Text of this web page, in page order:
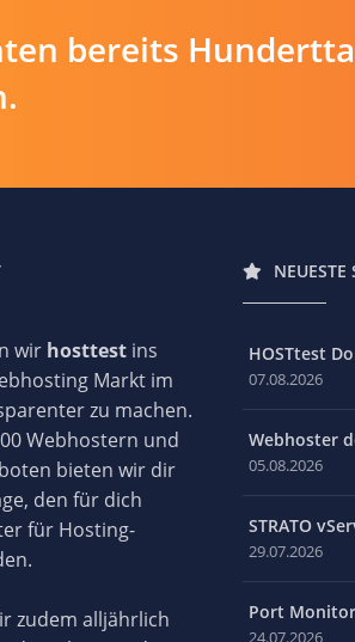
bereits
wir hosttest ins
Markt im
zu machen.
Webhostern und
bieten wir dir
den für dich
für Hosting-
zudem alljährlich
NEUESTE
HOSTtest
07.08.2026
Webhoster
05.08.2026
STRATO
29.07.2026
Port
24.07.2026